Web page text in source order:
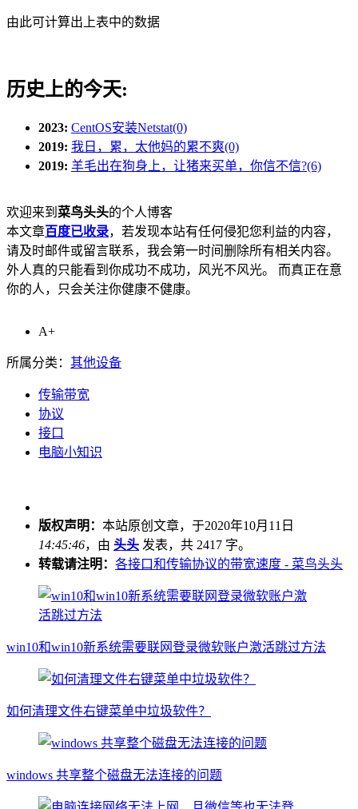
由此可计算出上表中的数据
历史上的今天:
2023: CentOS安装Netstat(0)
2019: 我日，累，太他妈的累不爽(0)
2019: 羊毛出在狗身上，让猪来买单，你信不信?(6)
欢迎来到 菜鸟头头的个人博客
本文章百度已收录，若发现本站有任何侵犯您利益的内容，
请及时邮件或留言联系，我会第一时间删除所有相关内容。
外人真的只能看到你成功不成功，风光不风光。 而真正在意
你的人，只会关注你健康不健康。
A+
所属分类： 其他设备
传输带宽
协议
接口
电脑小知识
版权声明： 本站原创文章，于2020年10月11日
14:45:46，由 头头 发表，共 2417 字。
转载请注明： 各接口和传输协议的带宽速度 - 菜鸟头头
win10和win10新系统需要联网登录微软账户激活跳过方法
如何清理文件右键菜单中垃圾软件？
windows 共享整个磁盘无法连接的问题